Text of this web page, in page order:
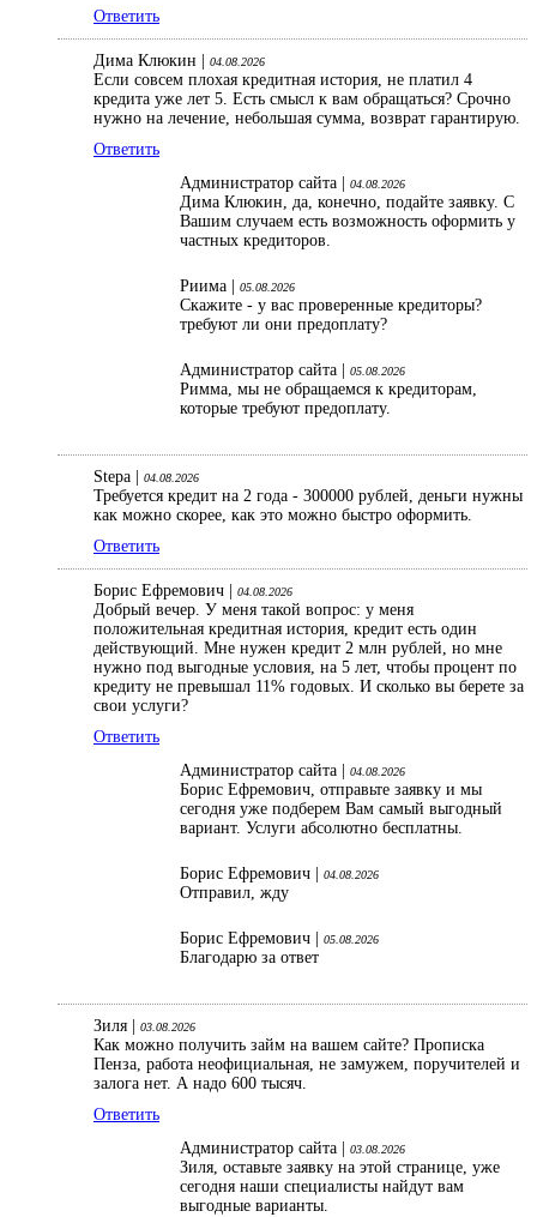
Ответить
Дима Клюкин | 04.08.2026
Если совсем плохая кредитная история, не платил 4
кредита уже лет 5. Есть смысл к вам обращаться? Срочно
нужно на лечение, небольшая сумма, возврат гарантирую.
Ответить
Администратор сайта |
04.08.2026
Дима Клюкин, да, конечно, подайте заявку. С
Вашим случаем есть возможность оформить у
частных кредиторов.
Риима | 05.08.2026
Скажите - у вас проверенные кредиторы?
требуют ли они предоплату?
Администратор сайта | 05.08.2026
Римма, мы не обращаемся к кредиторам,
которые требуют предоплату.
Stepa | 04.08.2026
Требуется кредит на 2 года - 300000 рублей, деньги нужны
как можно скорее, как это можно быстро оформить.
Ответить
Борис Ефремович | 04.08.2026
Добрый вечер. У меня такой вопрос: у меня
положительная кредитная история, кредит есть один
действующий. Мне нужен кредит 2 млн рублей, но мне
нужно под выгодные условия, на 5 лет, чтобы процент по
кредиту не превышал 11% годовых. И сколько вы берете за
свои услуги?
Ответить
Администратор сайта |
04.08.2026
Борис Ефремович, отправьте заявку и мы
сегодня уже подберем Вам самый выгодный
вариант. Услуги абсолютно бесплатны.
Борис Ефремович | 04.08.2026
Отправил, жду
Борис Ефремович | 05.08.2026
Благодарю за ответ
Зиля | 03.08.2026
Как можно получить займ на вашем сайте? Прописка
Пенза, работа неофициальная, не замужем, поручителей и
залога нет. А надо 600 тысяч.
Ответить
Администратор сайта |
03.08.2026
Зиля, оставьте заявку на этой странице, уже
сегодня наши специалисты найдут вам
выгодные варианты.